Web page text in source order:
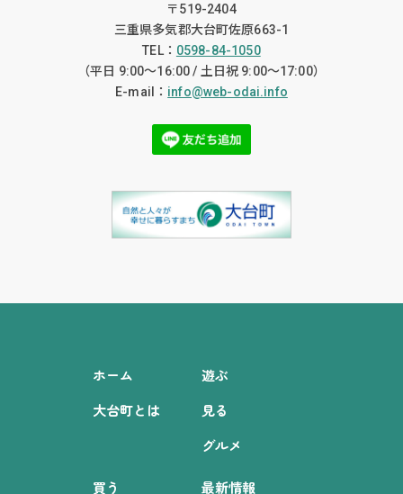
〒519-2404
三重県多気郡大台町佐原663-1
TEL： 0598-84-1050
（平日 9:00〜16:00 / 土日祝 9:00〜17:00）
E-mail： info@web-odai.info
ホーム
大台町とは
遊ぶ
見る
グルメ
買う 最新情報